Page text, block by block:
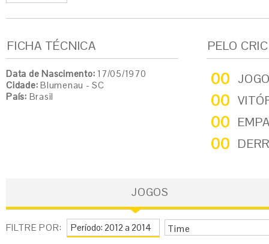
FICHA TÉCNICA
Data de Nascimento: 17/05/1970
Cidade: Blumenau - SC
País: Brasil
PELO
00
00
00
00
JOGOS
FILTRE POR: Time